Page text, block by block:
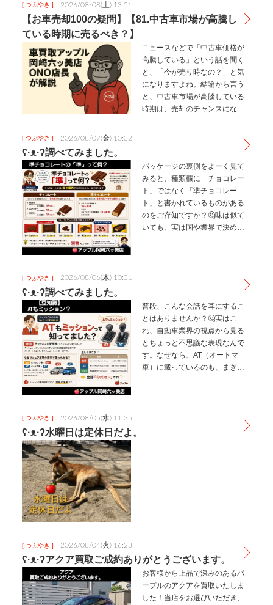
ル…
[ つぶやき ] 2026/08/08(土) 13:51
【お車売却100の疑問】【81.中古車市場が高騰し
ている時期に売るべき？】
ニュースなどで「中古車価格が
高騰している」という話を聞く
と、「今が売り時なの？」と気
になりますよね。結論から言う
と、中古車市場が高騰している
時期は、売却のチャンスになる
の納期遅れ半…
[ つぶやき ] 2026/08/07(金) 10:32
ʕ·ᴥ·ʔ調べてみました。
パッケージの裏側をよーく見て
みると、種類欄に「チョコレー
ト」ではなく「準チョコレー
ト」と書かれているものがある
のをご存知ですか？🤔⁡⁡​味は似て
いても、実は国や業界で決めら
[ つぶやき ] 2026/08/06(木) 10:31
ʕ·ᴥ·ʔ調べてみました。
普段、こんな会話を耳にするこ
とはありませんか？🤔⁡⁡​実はこ
れ、自動車業界の視点から見る
とちょっと不思議な表現なんで
す。⁡⁡なぜなら、AT（オートマ
車）に載っているのも、まぎれ
[ つぶやき ] 2026/08/05(水) 11:35
ʕ·ᴥ·ʔ水曜日は定休日だよ。
[ つぶやき ] 2026/08/04(火) 16:23
ʕ·ᴥ·ʔアクア買取ご成約ありがとうございます。
お客様から上品で深みのあるパ
ープルのアクアを買取いたしま
した！⁡⁡⁡⁡当店をお選びいただき、